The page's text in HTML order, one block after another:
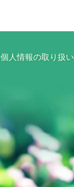
個人情報の取り扱い